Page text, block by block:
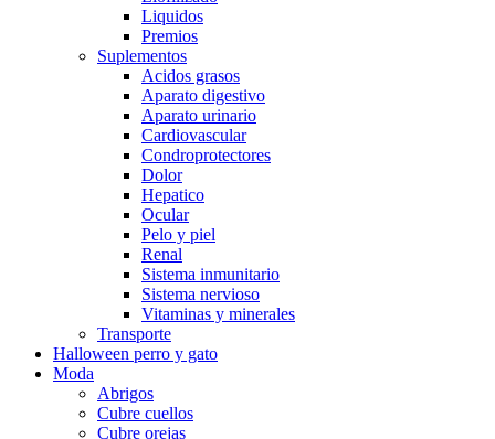
Liquidos
Premios
Suplementos
Acidos grasos
Aparato digestivo
Aparato urinario
Cardiovascular
Condroprotectores
Dolor
Hepatico
Ocular
Pelo y piel
Renal
Sistema inmunitario
Sistema nervioso
Vitaminas y minerales
Transporte
Halloween perro y gato
Moda
Abrigos
Cubre cuellos
Cubre orejas